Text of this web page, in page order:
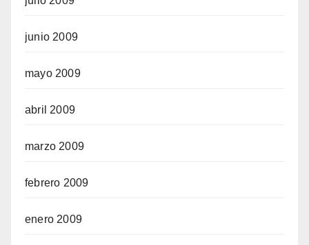
junio 2009
mayo 2009
abril 2009
marzo 2009
febrero 2009
enero 2009